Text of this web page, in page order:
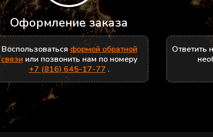
Оформление заказа
Воспользоваться формой обратной
связи или позвонить нам по номеру
+7 (816) 645-17-77 .
Ответить